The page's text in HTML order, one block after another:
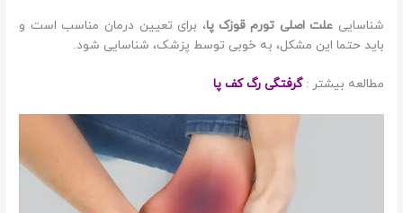
شناسایی علت اصلی تورم قوزک پا، برای تعیین درمان مناسب است و
باید حتما این مشکل، به خوبی توسط پزشک، شناسایی شود.
مطالعه بیشتر :گرفتگی رگ کف پا